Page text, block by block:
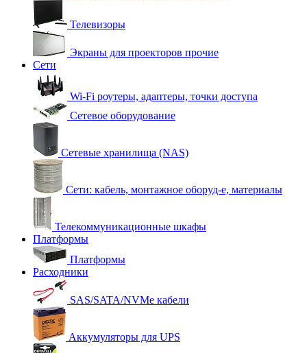
Телевизоры
Экраны для проекторов прочие
Сети
Wi-Fi роутеры, адаптеры, точки доступа
Сетевое оборудование
Сетевые хранилища (NAS)
Сети: кабель, монтажное оборуд-е, материалы
Телекоммуникационные шкафы
Платформы
Платформы
Расходники
SAS/SATA/NVMe кабели
Аккумуляторы для UPS